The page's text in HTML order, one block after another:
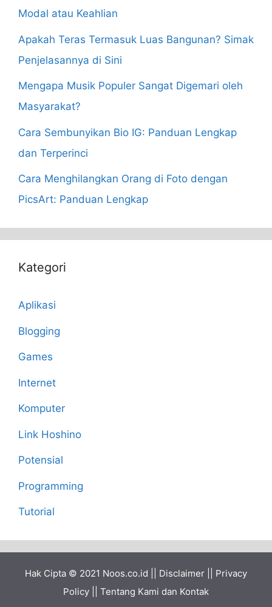
Modal atau Keahlian
Apakah Teras Termasuk Luas Bangunan? Simak
Penjelasannya di Sini
Mengapa Musik Populer Sangat Digemari oleh
Masyarakat?
Cara Sembunyikan Bio IG: Panduan Lengkap
dan Terperinci
Cara Menghilangkan Orang di Foto dengan
PicsArt: Panduan Lengkap
Kategori
Aplikasi
Blogging
Games
Internet
Komputer
Link Hoshino
Potensial
Programming
Tutorial
Hak Cipta © 2021 Noos.co.id Disclaimer
Privacy
Policy
Tentang Kami dan Kontak